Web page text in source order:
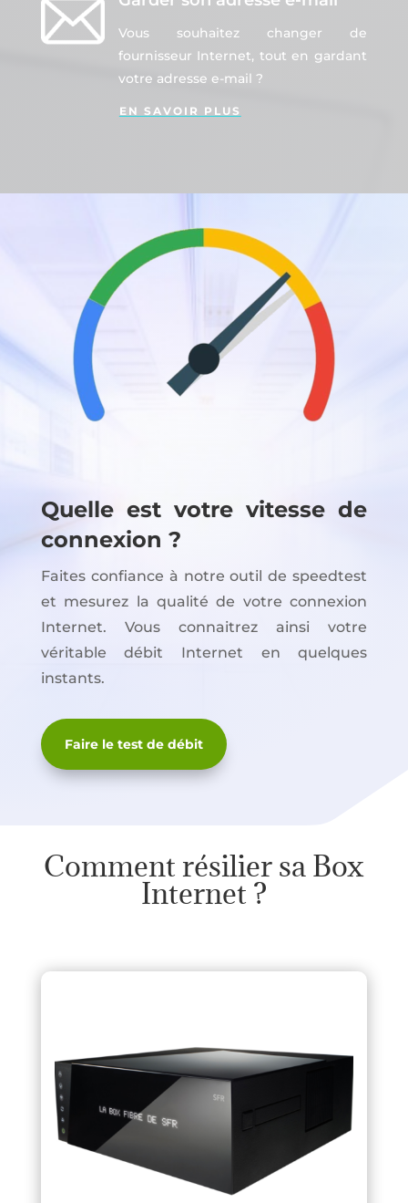
Vous souhaitez changer de
fournisseur Internet, tout en gardant
votre adresse e-mail ?
EN SAVOIR PLUS
Quelle est votre vitesse de
connexion ?
Faites confiance à notre outil de speedtest
et mesurez la qualité de votre connexion
Internet. Vous connaitrez ainsi votre
véritable débit Internet en quelques
instants.
Faire le test de débit
Comment résilier sa Box
Internet ?